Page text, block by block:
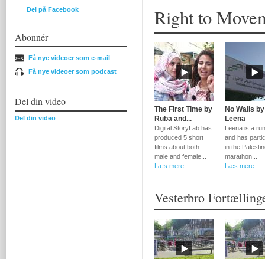
Del på Facebook
Abonnér
Få nye videoer som e-mail
Få nye videoer som podcast
Del din video
Del din video
Right to
The First Time by
Ruba and...
Digital StoryLab has
produced 5 short
films about both
male and female...
Læs mere
No Walls by
Leena
Leena is a
and has
in the
marathon...
Læs mere
Vesterbro